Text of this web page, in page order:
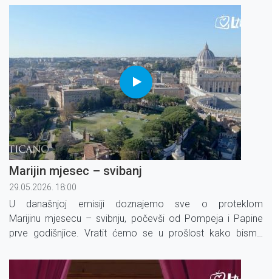
Marijin mjesec – svibanj
29.05.2026. 18:00
U današnjoj emisiji doznajemo sve o proteklom
Marijinu mjesecu – svibnju, počevši od Pompeja i Papine
prve godišnjice. Vratit ćemo se u prošlost kako bismo